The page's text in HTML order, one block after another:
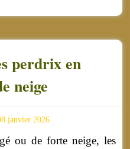
perdrix en
neige
janvier 2026
ou de forte neige, les